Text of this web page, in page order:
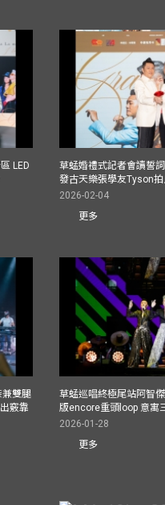
LED
草蜢婚禮式記者會讀誓
發古天樂張學友Tyson
2026-02-04
更多
兼雙腿
竅靠
草蜢巡唱終極尾站阿智
版encore重頭loop 意寓
2026-01-28
更多